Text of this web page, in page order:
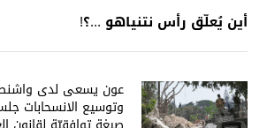
أين يُعلّق رأس نتنياهو ...؟!
عون يسعى لدى
وتوسيع الانسحابات